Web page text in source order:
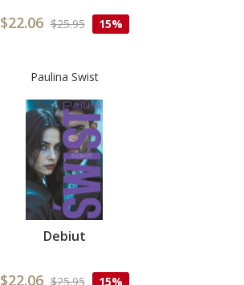
$22.06 $25.95 15%
Paulina Swist
Debiut
$22.06 $25.95 15%